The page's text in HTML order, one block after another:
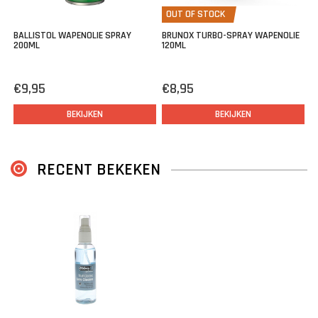
BALLISTOL WAPENOLIE SPRAY
200ML
€9,95
BEKIJKEN
OUT OF STOCK
BRUNOX TURBO-SPRAY WAPENOLIE
120ML
€8,95
BEKIJKEN
RECENT BEKEKEN